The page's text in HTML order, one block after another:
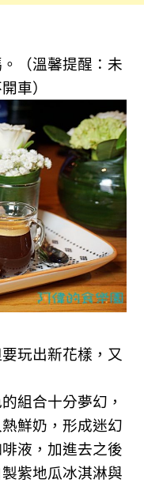
（溫馨提醒：未
車）
玩出新花樣，又
組合十分夢幻，
鮮奶，形成迷幻
液，加進去之後
紫地瓜冰淇淋與